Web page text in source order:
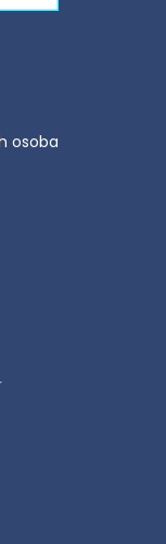
osoba